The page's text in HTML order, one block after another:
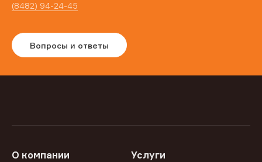
(8482) 94-24-45
Вопросы и ответы
О компании Услуги